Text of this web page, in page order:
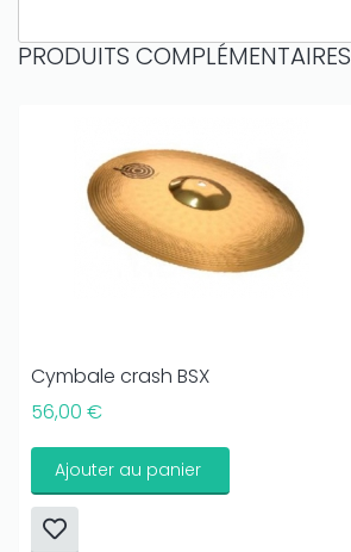
PRODUITS COMPLÉMENTAIRES
Cymbale crash BSX
56,00 €
Ajouter au panier